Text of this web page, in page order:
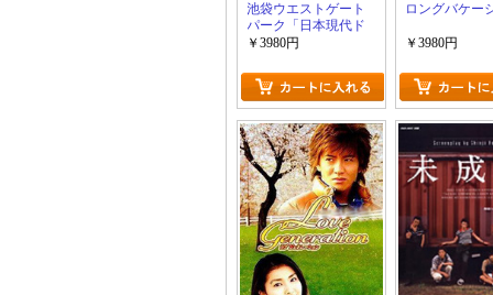
池袋ウエストゲート
パーク「日本現代ド
ラマ」
￥3980円
ロングバケー
￥3980円